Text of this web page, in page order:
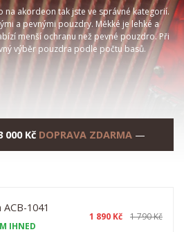
akordeon tak jste ve správné kategorií.
a pevnými pouzdry. Měkké je lehké a
menší ochranu než pevné pouzdro. Při
výběr pouzdra podle počtu basů.
000 Kč DOPRAVA ZDARMA —
1041
IHNED
1 890 Kč 1 790 Kč